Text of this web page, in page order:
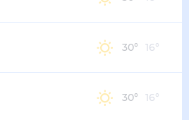
30° 16°
30° 16°